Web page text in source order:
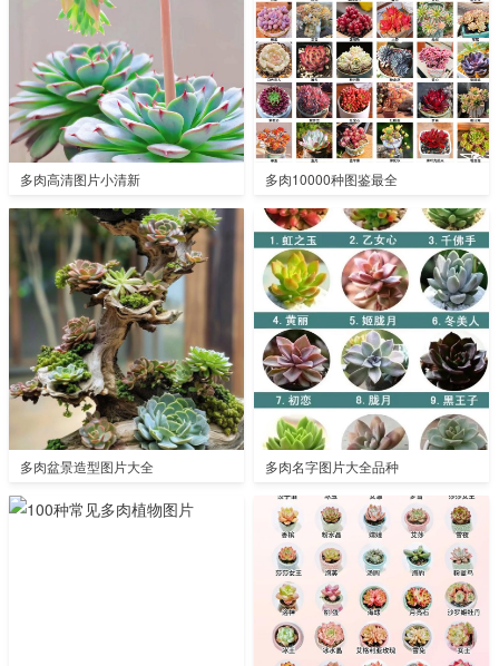
多肉高清图片小清新 多肉10000种图鉴最全
多肉盆景造型图片大全 多肉名字图片大全品种